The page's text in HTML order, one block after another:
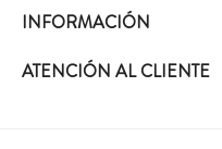
INFORMACIÓN
ATENCIÓN AL CLIENTE